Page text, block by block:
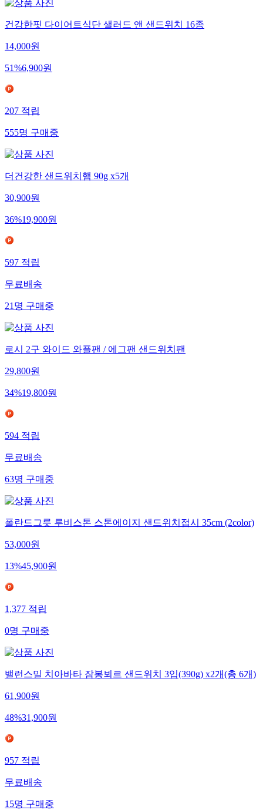
건강한핏 다이어트식단 샐러드 앤 샌드위치 16종
14,000원
51%6,900원
207적립
555명구매중
더건강한 샌드위치햄 90g x5개
30,900원
36%19,900원
597적립
무료배송
21명구매중
로시 2구 와이드 와플팬 / 에그팬 샌드위치팬
29,800원
34%19,800원
594적립
무료배송
63명구매중
폴란드그릇 루비스톤 스톤에이지 샌드위치접시 35cm (2color)
53,000원
13%45,900원
1,377적립
0명구매중
밸런스밀 치아바타 잠봉뵈르 샌드위치 3입(390g) x2개(총 6개)
61,900원
48%31,900원
957적립
무료배송
15명구매중